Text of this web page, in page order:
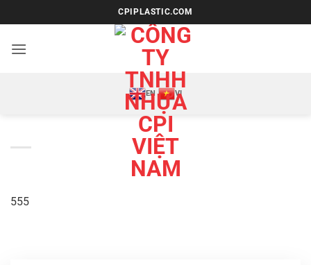
qua
nội
CPIPLASTIC.COM
EN VI
555